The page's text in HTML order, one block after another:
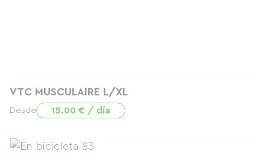
VTC MUSCULAIRE L/XL
Desde 15.00 € / día